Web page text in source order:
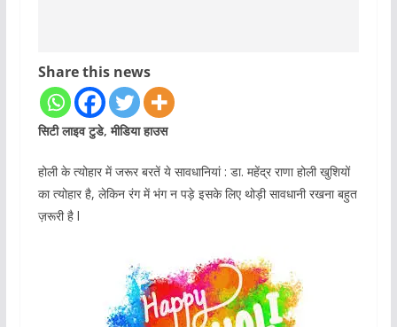
Share this news
सिटी लाइव टुडे, मीडिया हाउस
होली के त्योहार में जरूर बरतें ये सावधानियां : डा. महेंद्र राणा होली खुशियों
का त्योहार है, लेकिन रंग में भंग न पड़े इसके लिए थोड़ी सावधानी रखना बहुत
ज़रूरी है l